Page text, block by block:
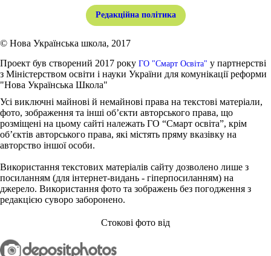
Редакційна політика
© Нова Українська школа, 2017
Проект був створений 2017 року ГО "Смарт Освіта" у партнерстві
з Міністерством освіти і науки України для комунікації реформи
"Нова Українська Школа"
Усі виключні майнові й немайнові права на текстові матеріали,
фото, зображення та інші об’єкти авторського права, що
розміщені на цьому сайті належать ГО “Смарт освіта”, крім
об’єктів авторського права, які містять пряму вказівку на
авторство іншої особи.
Використання текстових матеріалів сайту дозволено лише з
посиланням (для інтернет-видань - гіперпосиланням) на
джерело. Використання фото та зображень без погодження з
редакцією суворо заборонено.
Стокові фото від